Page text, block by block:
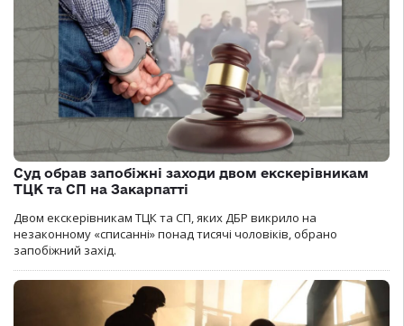
Суд обрав запобіжні заходи двом екскерівникам
ТЦК та СП на Закарпатті
Двом екскерівникам ТЦК та СП, яких ДБР викрило на
незаконному «списанні» понад тисячі чоловіків, обрано
запобіжний захід.